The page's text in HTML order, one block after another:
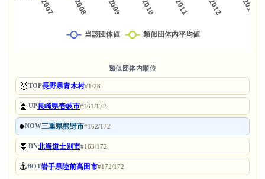
類似団体内順位
🥇TOP長野県青木村#1/28
⏫UP長崎県壱岐市#161/172
●NOW三重県熊野市#162/172
⏬DN北海道士別市#163/172
⚓BOT岩手県陸前高田市#172/172